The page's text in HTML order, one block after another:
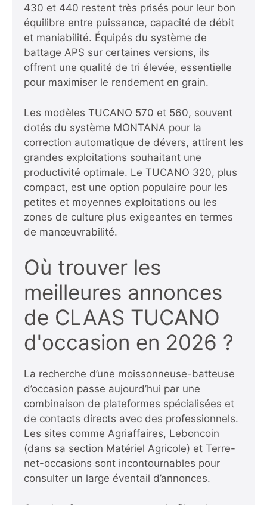
430 et 440 restent très prisés pour leur bon
équilibre entre puissance, capacité de débit
et maniabilité. Équipés du système de
battage APS sur certaines versions, ils
offrent une qualité de tri élevée, essentielle
pour maximiser le rendement en grain.
Les modèles TUCANO 570 et 560, souvent
dotés du système MONTANA pour la
correction automatique de dévers, attirent les
grandes exploitations souhaitant une
productivité optimale. Le TUCANO 320, plus
compact, est une option populaire pour les
petites et moyennes exploitations ou les
zones de culture plus exigeantes en termes
de manœuvrabilité.
Où trouver les
meilleures annonces
de CLAAS TUCANO
d'occasion en 2026 ?
La recherche d’une moissonneuse-batteuse
d’occasion passe aujourd’hui par une
combinaison de plateformes spécialisées et
de contacts directs avec des professionnels.
Les sites comme Agriaffaires, Leboncoin
(dans sa section Matériel Agricole) et Terre-
net-occasions sont incontournables pour
consulter un large éventail d’annonces.